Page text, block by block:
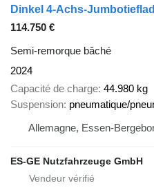
Dinkel 4-Achs-
114.750 €
Semi-remorque bâché
2024
Capacité de charge 44.980 kg
Suspension pneumatique/
Allemagne, Essen-
ES-GE Nutzfahrzeuge GmbH